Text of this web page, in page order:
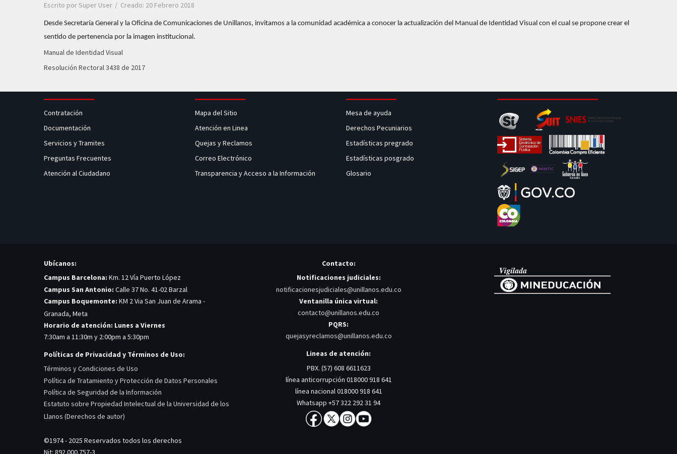
Escrito porSuper User Creado: 20 Febrero 2018
Desde Secretaría General y la Oficina de Comunicaciones de Unillanos, invitamos a la comunidad académica a conocer la actualización del Manual de Identidad Visual con el cual se propone crear el
sentido de pertenencia por la imagen institucional.
Manual de Identidad Visual
Resolución Rectoral 3438 de 2017
Contratación
Documentación
Servicios y Tramites
Preguntas Frecuentes
Atención al Ciudadano
Mapa del Sitio
Atención en Linea
Quejas y Reclamos
Correo Electrónico
Transparencia y Acceso a la Información
Mesa de ayuda
Derechos Pecuniarios
Estadísticas pregrado
Estadísticas posgrado
Glosario
Ubícanos:
Campus Barcelona: Km. 12 Vía Puerto López
Campus San Antonio: Calle 37 No. 41-02 Barzal
Campus Boquemonte: KM 2 Via San Juan de Arama -
Granada, Meta
Horario de atención: Lunes a Viernes
7:30am a 11:30m y 2:00pm a 5:30pm
Políticas de Privacidad y Términos de Uso:
Términos y Condiciones de Uso
Política de Tratamiento y Protección de Datos Personales
Política de Seguridad de la Información
Estatuto sobre Propiedad Intelectual de la Universidad de los
Llanos (Derechos de autor)
©1974 - 2025 Reservados todos los derechos
Nit: 892.000.757-3
Contacto:
Notificaciones judiciales:
notificacionesjudiciales@unillanos.edu.co
Ventanilla única virtual:
contacto@unillanos.edu.co
PQRS:
quejasyreclamos@unillanos.edu.co
Lineas de atención:
PBX. (57) 608 6611623
línea anticorrupción 018000 918 641
línea nacional 018000 918 641
Whatsapp +57 322 292 31 94